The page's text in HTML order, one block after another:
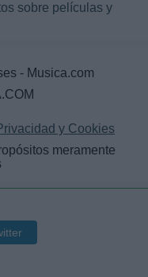
sobre películas y
- Musica.com
y Cookies
meramente